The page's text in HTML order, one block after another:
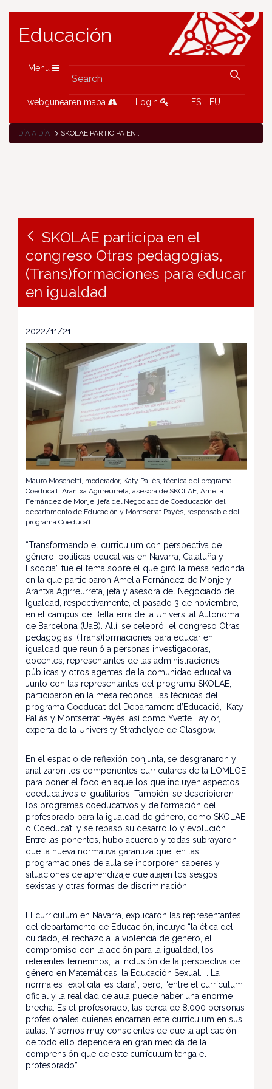
Educación
Menu
webgunearen mapa Login ES EU
DÍA A DÍA SKOLAE PARTICIPA EN EL CONGRESO OTRAS PEDAGOGÍAS, (TRANS)FORMACIONES PARA EDUCAR EN IGUALDAD
SKOLAE participa en el
congreso Otras pedagogías,
(Trans)formaciones para educar
en igualdad
2022/11/21
Mauro Moschetti, moderador, Katy Pallès, técnica del programa
Coeduca’t, Arantxa Agirreurreta, asesora de SKOLAE, Amelia
Fernández de Monje, jefa del Negociado de Coeducación del
departamento de Educación y Montserrat Payés, responsable del
programa Coeduca’t.
“Transformando el curriculum con perspectiva de
género: políticas educativas en Navarra, Cataluña y
Escocia” fue el tema sobre el que giró la mesa redonda
en la que participaron Amelia Fernández de Monje y
Arantxa Agirreurreta, jefa y asesora del Negociado de
Igualdad, respectivamente, el pasado 3 de noviembre,
en el campus de BellaTerra de la Universitat Autònoma
de Barcelona (UaB). Allí, se celebró el congreso Otras
pedagogías, (Trans)formaciones para educar en
igualdad que reunió a personas investigadoras,
docentes, representantes de las administraciones
públicas y otros agentes de la comunidad educativa.
Junto con las representantes del programa SKOLAE,
participaron en la mesa redonda, las técnicas del
programa Coeduca’t del Departament d’Educació, Katy
Pallàs y Montserrat Payès, así como Yvette Taylor,
experta de la University Strathclyde de Glasgow.
En el espacio de reflexión conjunta, se desgranaron y
analizaron los componentes curriculares de la LOMLOE
para poner el foco en aquellos que incluyen aspectos
coeducativos e igualitarios. También, se describieron
los programas coeducativos y de formación del
profesorado para la igualdad de género, como SKOLAE
o Coeduca’t, y se repasó su desarrollo y evolución.
Entre las ponentes, hubo acuerdo y todas subrayaron
que la nueva normativa garantiza que en las
programaciones de aula se incorporen saberes y
situaciones de aprendizaje que atajen los sesgos
sexistas y otras formas de discriminación.
El curriculum en Navarra, explicaron las representantes
del departamento de Educación, incluye “la ética del
cuidado, el rechazo a la violencia de género, el
compromiso con la acción para la igualdad, los
referentes femeninos, la inclusión de la perspectiva de
género en Matemáticas, la Educación Sexual…”. La
norma es “explícita, es clara”; pero, “entre el currículum
oficial y la realidad de aula puede haber una enorme
brecha. Es el profesorado, las cerca de 8.000 personas
profesionales quienes encarnan este currículum en sus
aulas. Y somos muy conscientes de que la aplicación
de todo ello dependerá en gran medida de la
comprensión que de este currículum tenga el
profesorado”.